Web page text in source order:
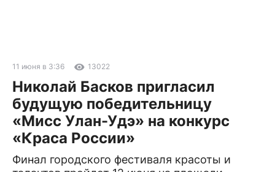
11 июня в 3:36 13022
Николай Басков пригласил
будущую победительницу
«Мисс Улан-Удэ» на конкурс
«Краса России»
Финал городского фестиваля красоты и